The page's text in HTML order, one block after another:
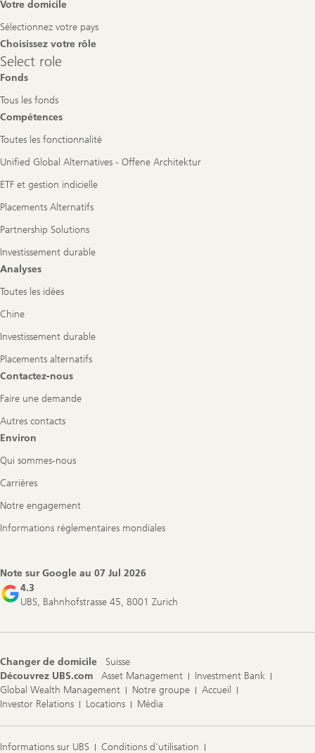
Footer
Votre domicile
Sélectionnez votre pays
Choisissez votre rôle
Select
role
Select role
Fonds
Tous les fonds
Compétences
Toutes les fonctionnalité
Unified Global Alternatives - Offene Architektur
ETF et gestion indicielle
Placements Alternatifs
Partnership Solutions
Investissement durable
Analyses
Toutes les idées
Chine
Investissement durable
Placements alternatifs
Contactez-nous
Faire une demande
Autres contacts
Environ
Qui sommes-nous
Carrières
Notre engagement
Informations réglementaires mondiales
Note sur Google au 07 Jul 2026
4.3
UBS, Bahnhofstrasse 45, 8001 Zurich
Changer de domicile
Suisse
Découvrez UBS.com
Asset Management
Investment Bank
Global Wealth Management
Notre groupe
Accueil
Investor Relations
Locations Média
Informations sur UBS Conditions d'utilisation